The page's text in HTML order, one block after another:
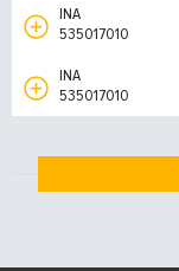
INA
535017010
INA
535017010